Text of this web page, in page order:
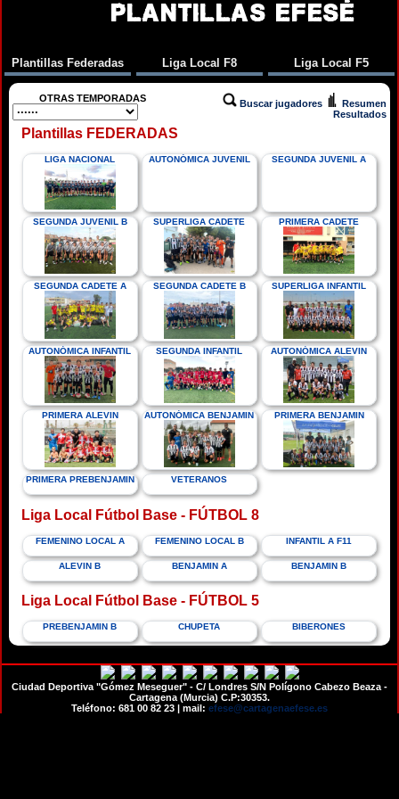
PLANTILLAS EFESÉ
Plantillas Federadas Liga Local F8 Liga Local F5
OTRAS TEMPORADAS Buscar jugadores
Resumen
Resultados
Plantillas FEDERADAS
LIGA NACIONAL AUTONÓMICA JUVENIL SEGUNDA JUVENIL A
SEGUNDA JUVENIL B SUPERLIGA CADETE PRIMERA CADETE
SEGUNDA CADETE A SEGUNDA CADETE B SUPERLIGA INFANTIL
AUTONÓMICA INFANTIL SEGUNDA INFANTIL AUTONÓMICA ALEVIN
PRIMERA ALEVIN AUTONÓMICA BENJAMIN PRIMERA BENJAMIN
PRIMERA PREBENJAMIN VETERANOS
Liga Local Fútbol Base - FÚTBOL 8
FEMENINO LOCAL A FEMENINO LOCAL B INFANTIL A F11
ALEVIN B BENJAMIN A BENJAMIN B
Liga Local Fútbol Base - FÚTBOL 5
PREBENJAMIN B CHUPETA BIBERONES
Ciudad Deportiva "Gómez Meseguer" - C/ Londres S/N Polígono Cabezo Beaza -
Cartagena (Murcia) C.P:30353.
Teléfono: 681 00 82 23 | mail: efese@cartagenaefese.es